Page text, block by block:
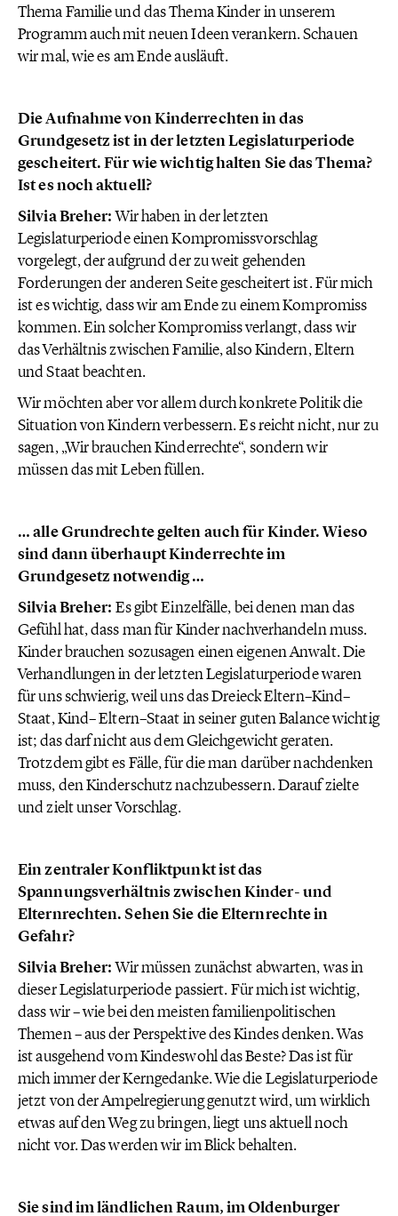
Thema Familie und das Thema Kinder in unserem
Programm auch mit neuen Ideen verankern. Schauen
wir mal, wie es am Ende ausläuft.
Die Aufnahme von Kinderrechten in das
Grundgesetz ist in der letzten Legislaturperiode
gescheitert. Für wie wichtig halten Sie das Thema?
Ist es noch aktuell?
Silvia Breher:Wir haben in der letzten
Legislaturperiode einen Kompromissvorschlag
vorgelegt, der aufgrund der zu weit gehenden
Forderungen der anderen Seite gescheitert ist. Für mich
ist es wichtig, dass wir am Ende zu einem Kompromiss
kommen. Ein solcher Kompromiss verlangt, dass wir
das Verhältnis zwischen Familie, also Kindern, Eltern
und Staat beachten.
Wir möchten aber vor allem durch konkrete Politik die
Situation von Kindern verbessern. Es reicht nicht, nur zu
sagen, „Wir brauchen Kinderrechte“, sondern wir
müssen das mit Leben füllen.
… alle Grundrechte gelten auch für Kinder. Wieso
sind dann überhaupt Kinderrechte im
Grundgesetz notwendig …
Silvia Breher: Es gibt Einzelfälle, bei denen man das
Gefühl hat, dass man für Kinder nachverhandeln muss.
Kinder brauchen sozusagen einen eigenen Anwalt. Die
Verhandlungen in der letzten Legislaturperiode waren
für uns schwierig, weil uns das Dreieck Eltern–Kind–
Staat, Kind– Eltern–Staat in seiner guten Balance wichtig
ist; das darf nicht aus dem Gleichgewicht geraten.
Trotzdem gibt es Fälle, für die man darüber nachdenken
muss, den Kinderschutz nachzubessern. Darauf zielte
und zielt unser Vorschlag.
Ein zentraler Konfliktpunkt ist das
Spannungsverhältnis zwischen Kinder- und
Elternrechten. Sehen Sie die Elternrechte in
Gefahr?
Silvia Breher:Wir müssen zunächst abwarten, was in
dieser Legislaturperiode passiert. Für mich ist wichtig,
dass wir – wie bei den meisten familienpolitischen
Themen – aus der Perspektive des Kindes denken. Was
ist ausgehend vom Kindeswohl das Beste? Das ist für
mich immer der Kerngedanke. Wie die Legislaturperiode
jetzt von der Ampelregierung genutzt wird, um wirklich
etwas auf den Weg zu bringen, liegt uns aktuell noch
nicht vor. Das werden wir im Blick behalten.
Sie sind im ländlichen Raum, im Oldenburger